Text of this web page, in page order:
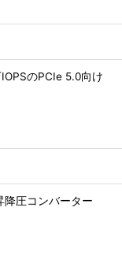
のPCIe 5.0向け
降圧コンバーター